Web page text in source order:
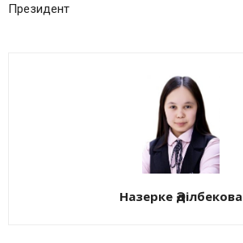
Президент
Назерке Әділбекова